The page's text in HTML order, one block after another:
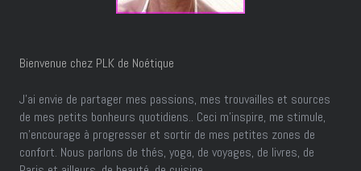
Bienvenue chez PLK de Noétique
J’ai envie de partager mes passions, mes trouvailles et sources
de mes petits bonheurs quotidiens.. Ceci m'inspire, me stimule,
m'encourage à progresser et sortir de mes petites zones de
confort. Nous parlons de thés, yoga, de voyages, de livres, de